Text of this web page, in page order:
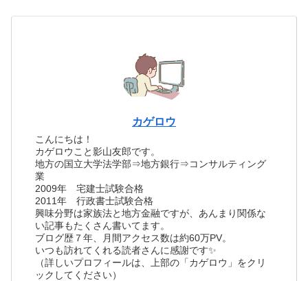
カゲロウ
こんにちは！
カゲロウこと影山友郎です。
地方の国立大学法学部⇒地方銀行⇒コンサルティング
業
2009年 宅建士試験合格
2011年 行政書士試験合格
興味分野は家族法と地方金融ですが、あんまり関係な
い記事もたくさん書いてます。
ブログ歴７年、月間アクセス数は約60万PV。
いつも訪れてくれる読者さんに感謝です✨
（詳しいプロフィールは、上部の「カゲロウ」をクリ
ックしてください）